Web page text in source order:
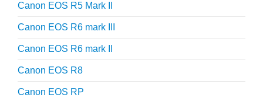
Canon EOS R5 Mark II
Canon EOS R6 mark III
Canon EOS R6 mark II
Canon EOS R8
Canon EOS RP